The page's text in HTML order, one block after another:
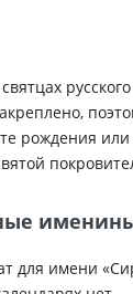
рождения
для имени